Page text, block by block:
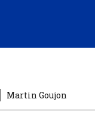
Martin Goujon